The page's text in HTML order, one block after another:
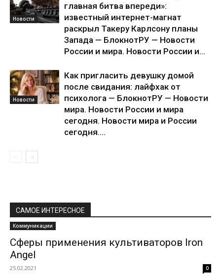
Новости
главная битва впереди»:
известный интернет-магнат
раскрыл Такеру Карлсону планы
Запада — БлокнотРУ — Новости
России и мира. Новости России и...
Новости
Как пригласить девушку домой
после свидания: лайфхак от
психолога — БлокнотРУ — Новости
мира. Новости России и мира
сегодня. Новости мира и России
сегодня....
САМОЕ ИНТЕРЕСНОЕ
Коммуникации
Сферы применения культиваторов Iron
Angel
25.02.2021 0